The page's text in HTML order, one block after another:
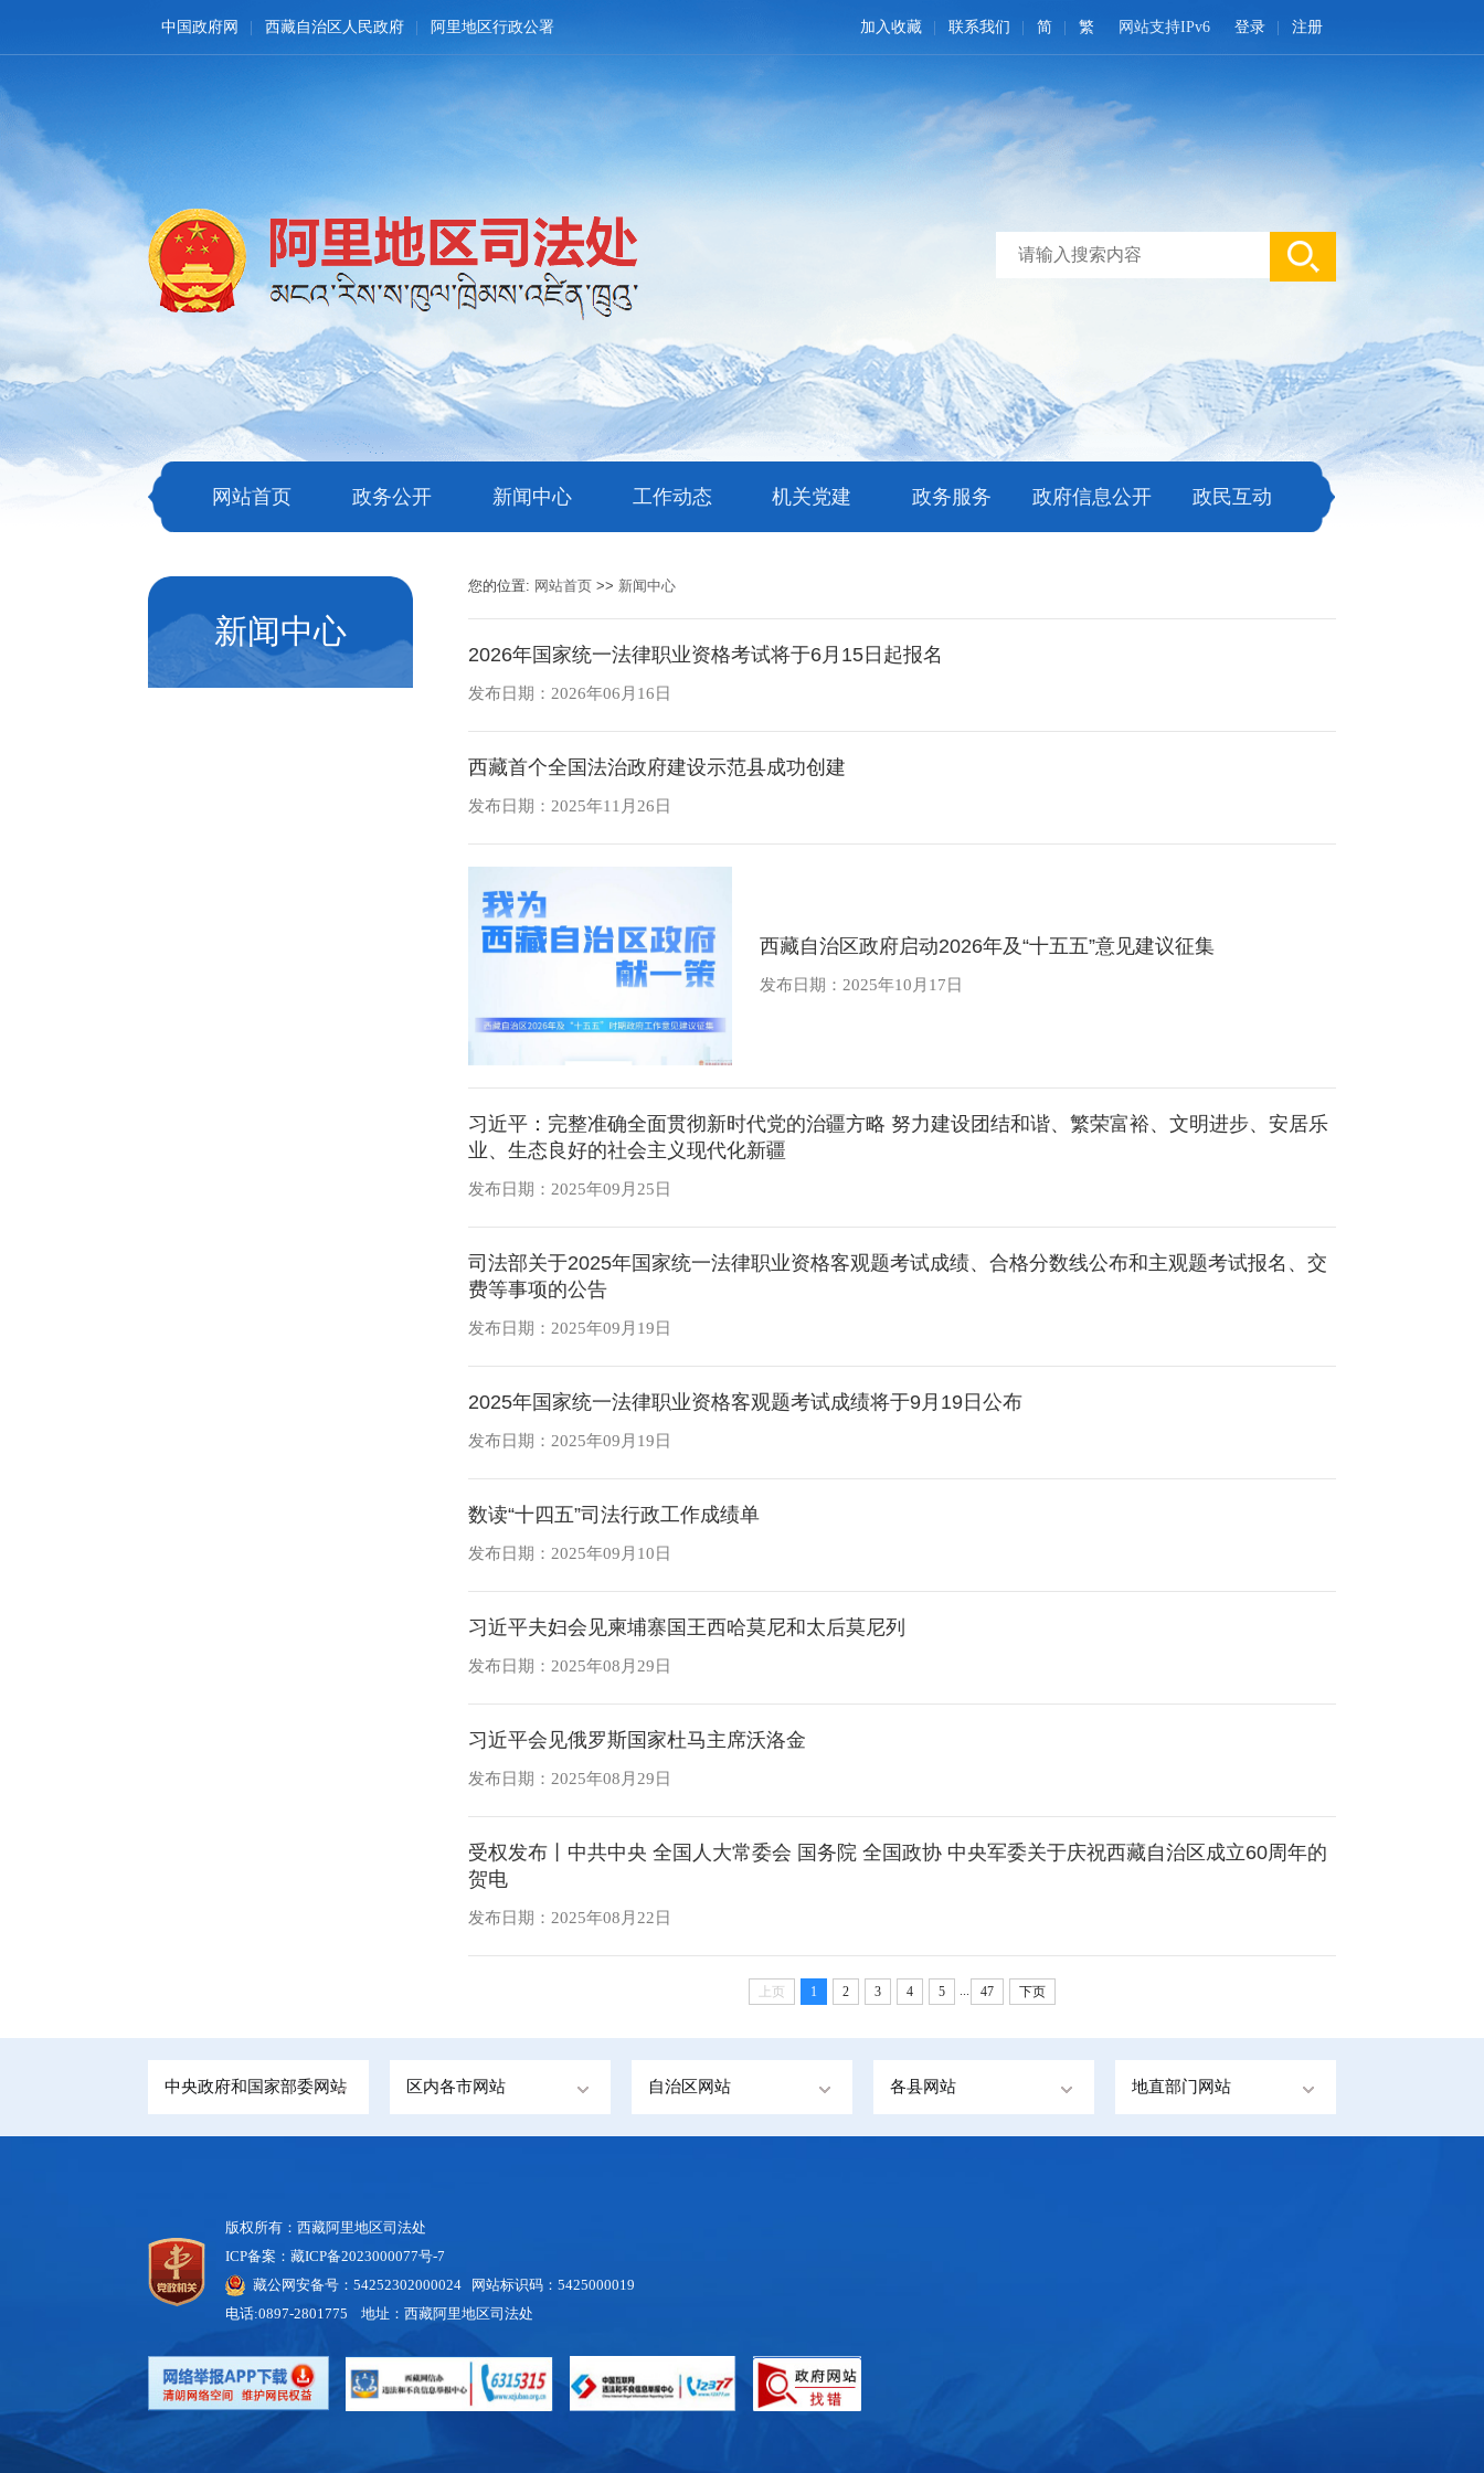
中国政府网 西藏自治区人民政府 阿里地区行政公署 登录 注册
网站支持IPv6
加入收藏 联系我们 简 繁
网站首页 政务公开 新闻中心 工作动态 机关党建 政务服务 政府信息公开 政民互动
新闻中心
您的位置: 网站首页 >> 新闻中心
2026年国家统一法律职业资格考试将于6月15日起报名
发布日期：2026年06月16日
西藏首个全国法治政府建设示范县成功创建
发布日期：2025年11月26日
西藏自治区政府启动2026年及“十五五”意见建议征集
发布日期：2025年10月17日
习近平：完整准确全面贯彻新时代党的治疆方略 努力建设团结和谐、繁荣富裕、文明进步、安居乐
业、生态良好的社会主义现代化新疆
发布日期：2025年09月25日
司法部关于2025年国家统一法律职业资格客观题考试成绩、合格分数线公布和主观题考试报名、交
费等事项的公告
发布日期：2025年09月19日
2025年国家统一法律职业资格客观题考试成绩将于9月19日公布
发布日期：2025年09月19日
数读“十四五”司法行政工作成绩单
发布日期：2025年09月10日
习近平夫妇会见柬埔寨国王西哈莫尼和太后莫尼列
发布日期：2025年08月29日
习近平会见俄罗斯国家杜马主席沃洛金
发布日期：2025年08月29日
受权发布丨中共中央 全国人大常委会 国务院 全国政协 中央军委关于庆祝西藏自治区成立60周年的
贺电
发布日期：2025年08月22日
上页 1 2 3 4 5 47 下页
中央政府和国家部委网站 区内各市网站 自治区网站 各县网站 地直部门网站
版权所有：西藏阿里地区司法处
ICP备案：藏ICP备2023000077号-7
藏公网安备号：54252302000024 网站标识码：5425000019
电话:0897-2801775 地址：西藏阿里地区司法处